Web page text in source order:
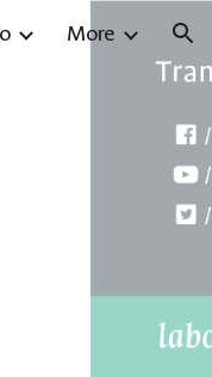
More